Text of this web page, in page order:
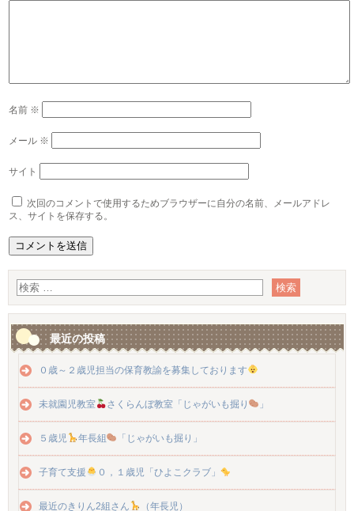
名前 ※
メール ※
サイト
次回のコメントで使用するためブラウザーに自分の名前、メールアドレ
ス、サイトを保存する。
最近の投稿
０歳～２歳児担当の保育教諭を募集しております
未就園児教室 さくらんぼ教室「じゃがいも掘り 」
５歳児 年長組 「じゃがいも掘り」
子育て支援 ０，１歳児「ひよこクラブ」
最近のきりん2組さん （年長児）